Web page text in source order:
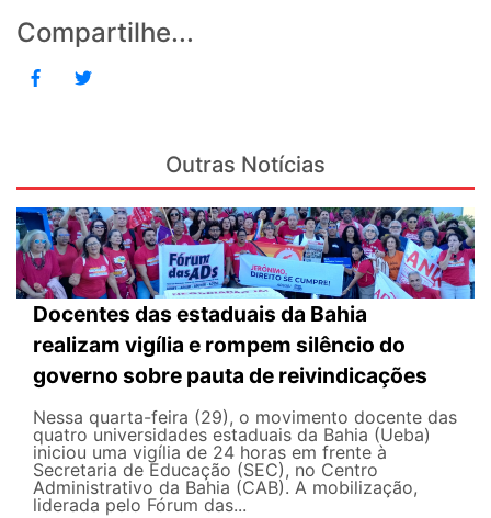
Compartilhe...
Outras Notícias
Docentes das estaduais da Bahia
realizam vigília e rompem silêncio do
governo sobre pauta de reivindicações
Nessa quarta-feira (29), o movimento docente das
quatro universidades estaduais da Bahia (Ueba)
iniciou uma vigília de 24 horas em frente à
Secretaria de Educação (SEC), no Centro
Administrativo da Bahia (CAB). A mobilização,
liderada pelo Fórum das...